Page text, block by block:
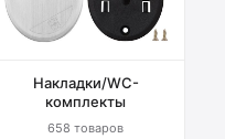
Накладки/WC-
комплекты
658 товаров